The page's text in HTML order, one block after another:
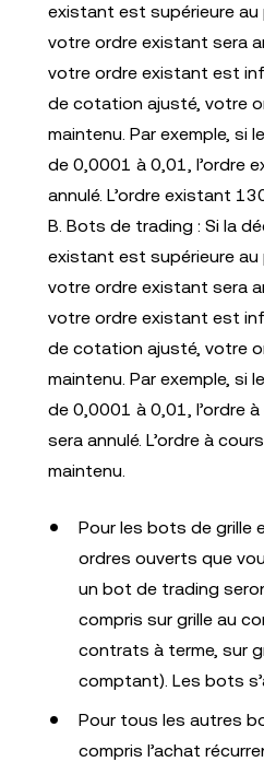
existant est supérieure
votre ordre existant sera
votre ordre existant est
de cotation ajusté, votre
maintenu. Par exemple, si
de 0,0001 à 0,01, l’ordre
annulé. L’ordre existant
B. Bots de trading : Si la
existant est supérieure
votre ordre existant sera
votre ordre existant est
de cotation ajusté, votre
maintenu. Par exemple, si
de 0,0001 à 0,01, l’ordre
sera annulé. L’ordre à
maintenu.
Pour les bots de grille
ordres ouverts que
un bot de trading
compris sur grille au
contrats à terme, sur
comptant). Les bots
Pour tous les autres
compris l’achat